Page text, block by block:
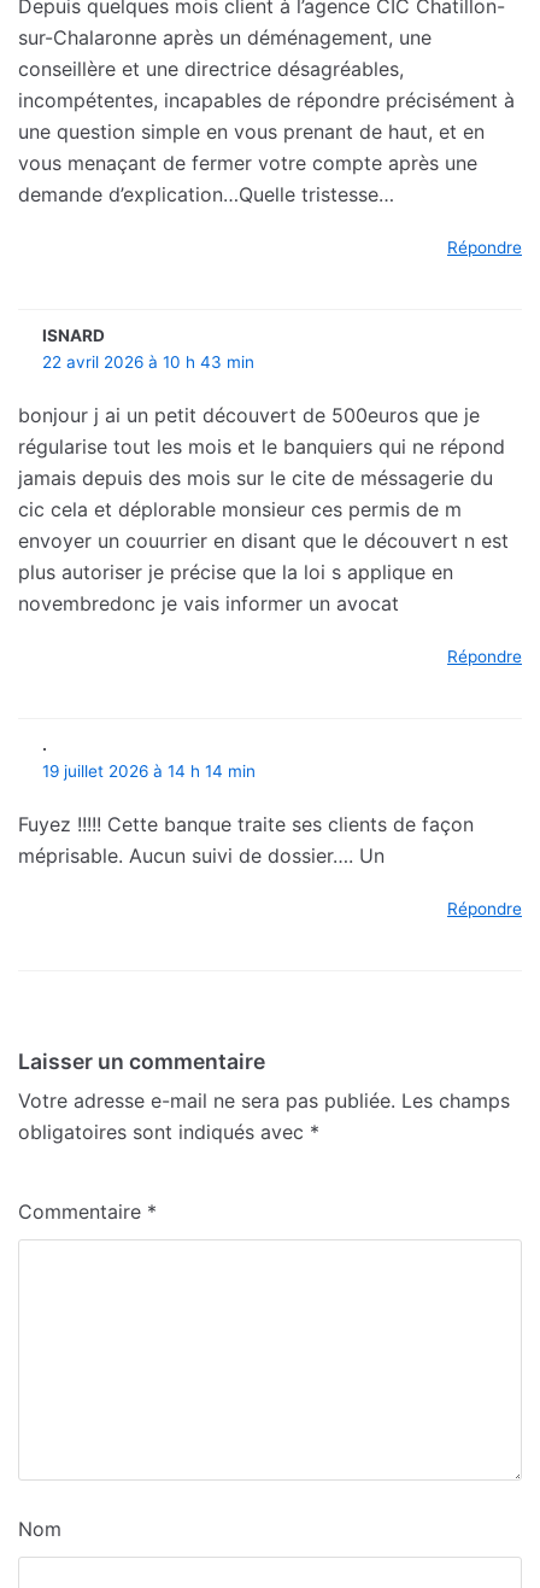
Depuis quelques mois client à l’agence CIC Chatillon-
sur-Chalaronne après un déménagement, une
conseillère et une directrice désagréables,
incompétentes, incapables de répondre précisément à
une question simple en vous prenant de haut, et en
vous menaçant de fermer votre compte après une
demande d’explication…Quelle tristesse…
Répondre
ISNARD
22 avril 2026 à 10 h 43 min
bonjour j ai un petit découvert de 500euros que je
régularise tout les mois et le banquiers qui ne répond
jamais depuis des mois sur le cite de méssagerie du
cic cela et déplorable monsieur ces permis de m
envoyer un couurrier en disant que le découvert n est
plus autoriser je précise que la loi s applique en
novembredonc je vais informer un avocat
Répondre
.
19 juillet 2026 à 14 h 14 min
Fuyez !!!!! Cette banque traite ses clients de façon
méprisable. Aucun suivi de dossier…. Un
Répondre
Laisser un commentaire
Votre adresse e-mail ne sera pas publiée. Les champs
obligatoires sont indiqués avec *
Commentaire *
Nom